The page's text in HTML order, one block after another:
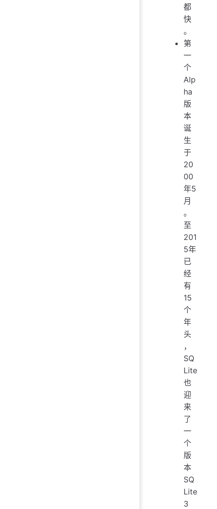
都
快
。
第
一
个
Alp
ha
版
本
诞
生
于
20
00
年5
月
。
至
201
5年
已
经
有
15
个
年
头
，
SQ
Lite
也
迎
来
了
一
个
版
本
SQ
Lite
3